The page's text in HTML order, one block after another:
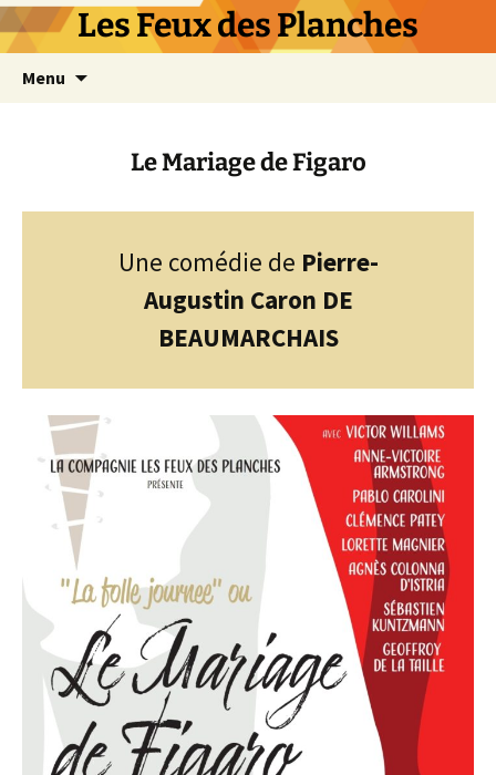
Les Feux des Planches
Menu
Le Mariage de Figaro
Une comédie de Pierre-
Augustin Caron DE
BEAUMARCHAIS